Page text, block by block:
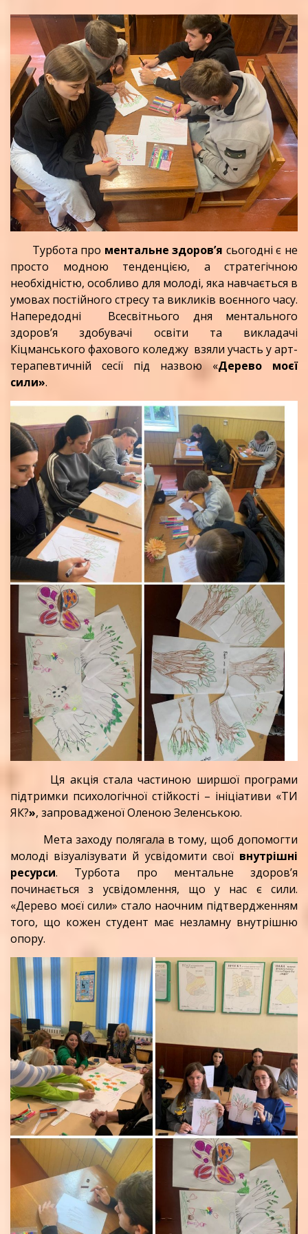
Турбота про ментальне здоров’я сьогодні є не
просто модною тенденцією, а стратегічною
необхідністю, особливо для молоді, яка навчається в
умовах постійного стресу та викликів воєнного часу.
Напередодні Всесвітнього дня ментального
здоров’я здобувачі освіти та викладачі
Кіцманського фахового коледжу взяли участь у арт-
терапевтичній сесії під назвою «Дерево моєї
сили».
Ця акція стала частиною ширшої програми
підтримки психологічної стійкості – ініціативи «ТИ
ЯК?», запровадженої Оленою Зеленською.
Мета заходу полягала в тому, щоб допомогти
молоді візуалізувати й усвідомити свої внутрішні
ресурси. Турбота про ментальне здоров’я
починається з усвідомлення, що у нас є сили.
«Дерево моєї сили» стало наочним підтвердженням
того, що кожен студент має незламну внутрішню
опору.